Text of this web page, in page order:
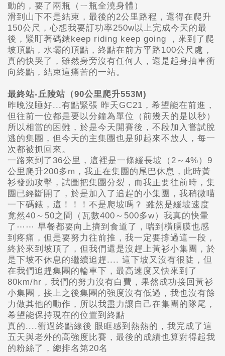
動的，要了兩瓶（ㄧ瓶全澆身體）
滑到山下不是結束，最後的2公里路程，還得在爬升
150公尺，心想我要訂功率250w以上完成今天的最
後，緊盯著碼錶keep riding keep going ，來到了爬
坡頂點，水壩的頂點，終點在前方平路100公尺處，
真的快哭了，雖然身旁沒有任何人，還是起身抽車衝
向終點，結束這痛苦的一站。
最終站-丘陵站（90公里爬升553M)
昨晚沒睡好...有點緊張 昨天GC21，希望能在前進，
但往前一位都是要以分鐘為單位（前幾天的是以秒）
所以相當的困難，於是今天開賽後，不段加入嘗試脫
逃的集團，但今天的主集團也是卯起來不放人，每一
次都被抓回來。
一路來到了36公里，這裡是一條緩長坡（2～4%）9
公里爬升200多m，我正在集團的尾巴休息，此時黃
衫發動攻擊，試圖把集團分裂，而我正要往前時，集
團已經斷開了，於是加入了追趕的小集團，我稍微喵
一下碼錶，這！！！不是爬坡嗎？ 雖然是緩坡速度
竟然40～50之間（瓦數400～500多w）我真的快暈
了⋯⋯ 早餐都要向上擠到食道了，喘到橫膈膜也感
到疼痛，但是要努力往前推，我一定要撐過這一段，
終於來到坡頂了，但我們還是沒趕上黃衫小集團，於
是下坡不休息的繼續追趕.... 這下坡又沒有很陡，但
在我們追趕集團的輪車下，最高速度又快來到了
80km/hr，我們的努力沒有白費，果然成功接回黃衫
小集團，接上之後集團的強度沒有低過，我也沒有餘
力做其他的動作，所以我盡力讓自己在集團的隊尾，
希望能保持現在的位置到終點
真的....衝過終點線後 眼眶感到熱熱的，我完成了這
五天與老外的高強度比賽，最後的成績也算對得起我
的粉絲了，總排名第20名